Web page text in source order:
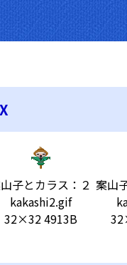
子とカラス：２
kakashi2.gif
32×32 4913B
案山